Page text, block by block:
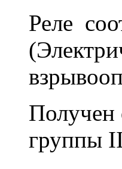
Реле
Получен
группы